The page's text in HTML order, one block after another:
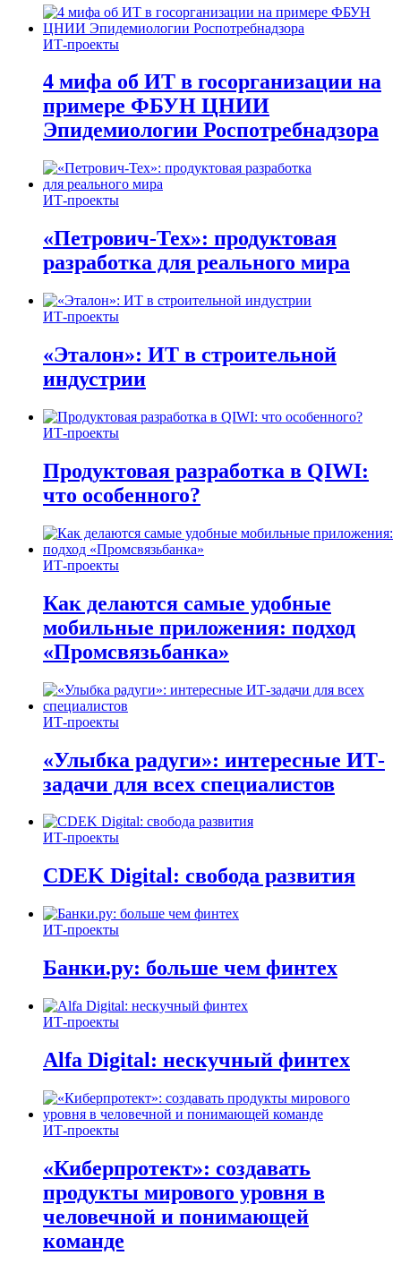
ИТ-проекты
4 мифа об ИТ в госорганизации на
примере ФБУН ЦНИИ
Эпидемиологии Роспотребнадзора
ИТ-проекты
«Петрович-Тех»: продуктовая
разработка для реального мира
ИТ-проекты
«Эталон»: ИТ в строительной
индустрии
ИТ-проекты
Продуктовая разработка в QIWI:
что особенного?
ИТ-проекты
Как делаются самые удобные
мобильные приложения: подход
«Промсвязьбанка»
ИТ-проекты
«Улыбка радуги»: интересные ИТ-
задачи для всех специалистов
ИТ-проекты
CDEK Digital: свобода развития
ИТ-проекты
Банки.ру: больше чем финтех
ИТ-проекты
Alfa Digital: нескучный финтех
ИТ-проекты
«Киберпротект»: создавать
продукты мирового уровня в
человечной и понимающей
команде